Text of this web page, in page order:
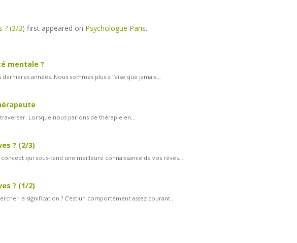
? (3/3) first appeared on Psychologue Paris.
mentale ?
années. Nous sommes plus à l’aise que jamais...
Lorsque nous parlons de thérapie en...
? (2/3)
qui sous-tend une meilleure connaissance de vos rêves...
? (1/2)
la signification ? C’est un comportement assez courant...